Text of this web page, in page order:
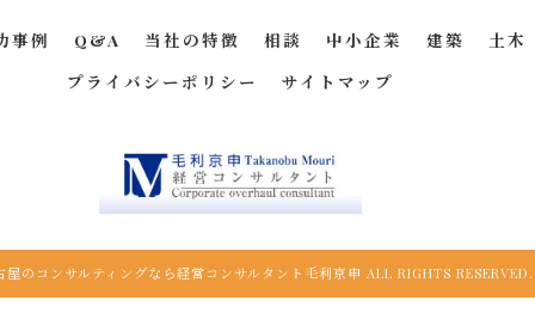
事例 Q&A 当社の特徴 相談 中小企業 建築 土木
プライバシーポリシー
サイトマップ
屋のコンサルティングなら経営コンサルタント毛利京申 ALL RIGHTS RESERVED.